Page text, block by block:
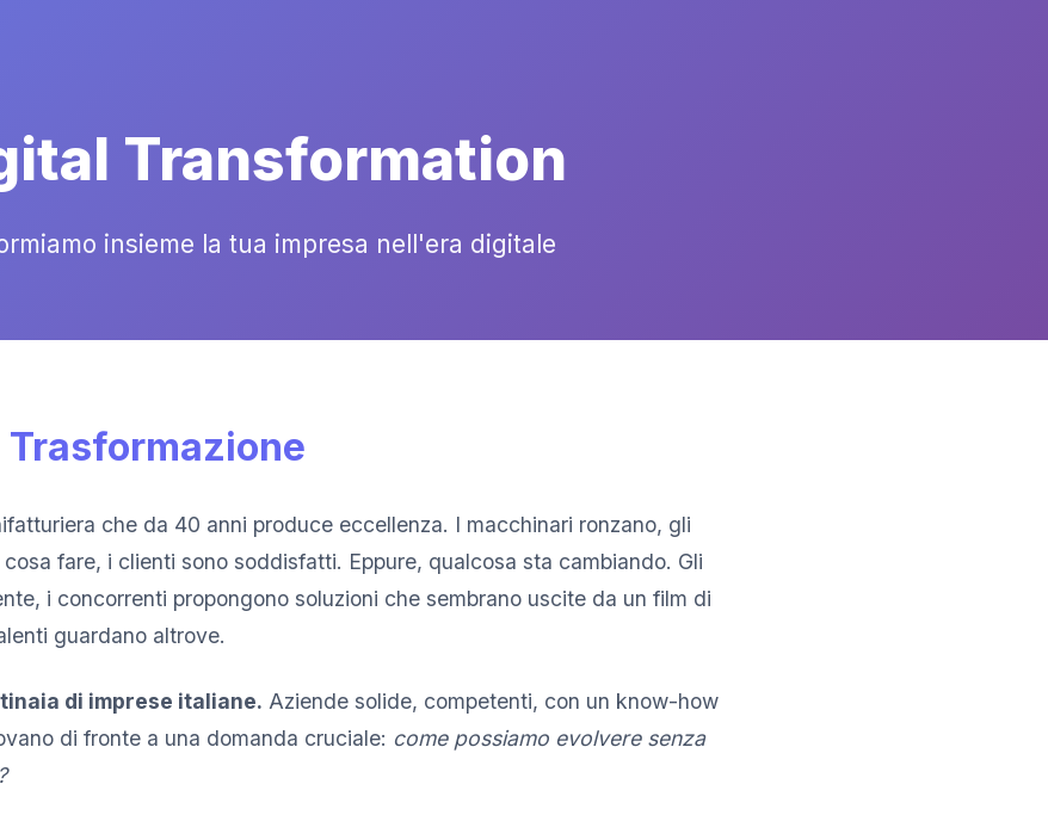
Transformation
insieme la tua impresa nell'era digitale
che da 40 anni produce eccellenza. I macchinari ronzano, gli
fare, i clienti sono soddisfatti. Eppure, qualcosa sta cambiando. Gli
i concorrenti propongono soluzioni che sembrano uscite da un film di
guardano altrove.
di imprese italiane. Aziende solide, competenti, con un know-how
di fronte a una domanda cruciale: come possiamo evolvere senza